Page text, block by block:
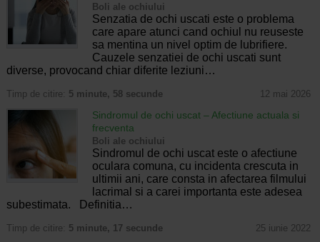
Boli ale ochiului
Senzatia de ochi uscati este o problema
care apare atunci cand ochiul nu reuseste
sa mentina un nivel optim de lubrifiere.
Cauzele senzatiei de ochi uscati sunt
diverse, provocand chiar diferite leziuni…
Timp de citire: 5 minute, 58 secunde 12 mai 2026
Sindromul de ochi uscat – Afectiune actuala si
frecventa
Boli ale ochiului
Sindromul de ochi uscat este o afectiune
oculara comuna, cu incidenta crescuta in
ultimii ani, care consta in afectarea filmului
lacrimal si a carei importanta este adesea
subestimata. Definitia…
Timp de citire: 5 minute, 17 secunde 25 iunie 2022